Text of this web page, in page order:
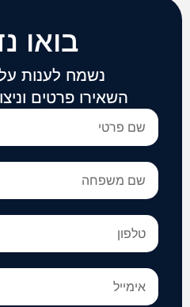
בואו
נשמח לענות
השאירו פרטים